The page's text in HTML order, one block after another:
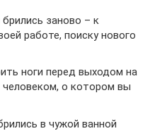
заново – к
работе, поиску нового
ноги перед выходом на
человеком, о котором вы
в чужой ванной